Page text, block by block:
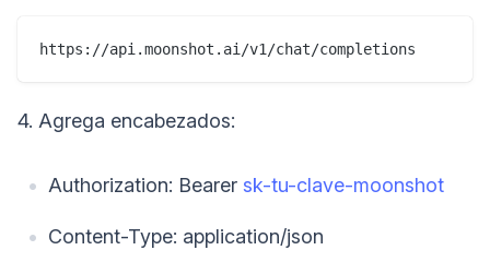
https://api.moonshot.ai/v1/chat/completions
4. Agrega encabezados:
Authorization: Bearer sk-tu-clave-moonshot
Content-Type: application/json